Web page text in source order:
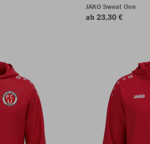
JAKO Sweat One
ab 23,30 €